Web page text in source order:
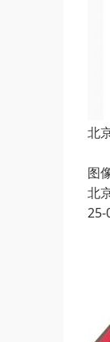
北
图
北
25-